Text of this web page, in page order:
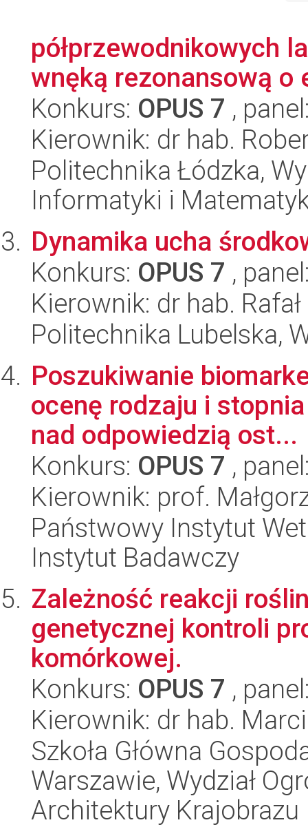
półprzewodnikowych
wnęką rezonansową
Konkurs: OPUS 7 ,
Kierownik: dr hab.
Politechnika Łódzka,
Informatyki i
Dynamika ucha
Konkurs: OPUS 7 ,
Kierownik: dr hab.
Politechnika Lubelska,
Poszukiwanie
ocenę rodzaju i
nad odpowiedzią ost...
Konkurs: OPUS 7 ,
Kierownik: prof.
Państwowy Instytut
Instytut Badawczy
Zależność reakcji
genetycznej kontroli
komórkowej.
Konkurs: OPUS 7 ,
Kierownik: dr hab.
Szkoła Główna
Warszawie, Wydział
Architektury Krajobrazu